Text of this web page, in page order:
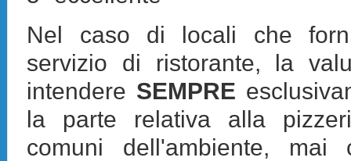
Nel caso di locali che
servizio di ristorante, la
intendere SEMPRE
la parte relativa alla
comuni dell'ambiente, mai